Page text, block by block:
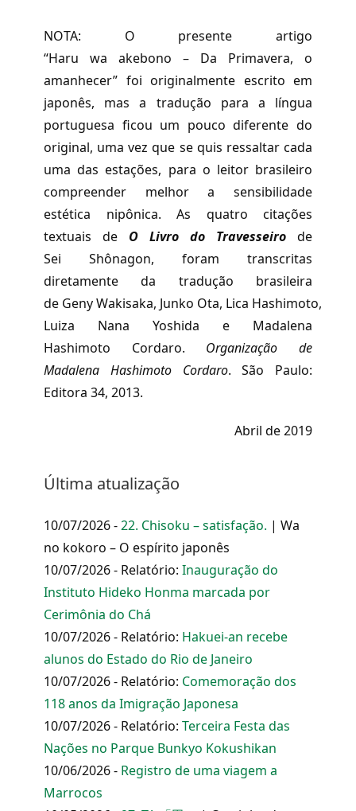
NOTA: O presente artigo
“Haru wa akebono – Da Primavera, o
amanhecer” foi originalmente escrito em
japonês, mas a tradução para a língua
portuguesa ficou um pouco diferente do
original, uma vez que se quis ressaltar cada
uma das estações, para o leitor brasileiro
compreender melhor a sensibilidade
estética nipônica. As quatro citações
textuais de O Livro do Travesseiro de
Sei Shônagon, foram transcritas
diretamente da tradução brasileira
de Geny Wakisaka, Junko Ota, Lica Hashimoto,
Luiza Nana Yoshida e Madalena
Hashimoto Cordaro. Organização de
Madalena Hashimoto Cordaro. São Paulo:
Editora 34, 2013.
Abril de 2019
Última atualização
10/07/2026 -22. Chisoku – satisfação. | Wa
no kokoro – O espírito japonês
10/07/2026 - Relatório: Inauguração do
Instituto Hideko Honma marcada por
Cerimônia do Chá
10/07/2026 - Relatório: Hakuei-an recebe
alunos do Estado do Rio de Janeiro
10/07/2026 - Relatório: Comemoração dos
118 anos da Imigração Japonesa
10/07/2026 - Relatório: Terceira Festa das
Nações no Parque Bunkyo Kokushikan
10/06/2026 - Registro de uma viagem a
Marrocos